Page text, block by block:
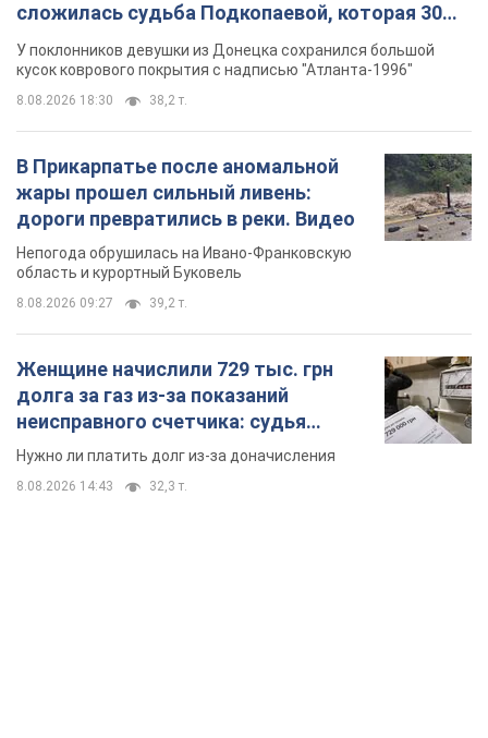
сложилась судьба Подкопаевой, которая 30
лет назад завоевала "золото" Олимпиады
У поклонников девушки из Донецка сохранился большой
кусок коврового покрытия с надписью "Атланта-1996"
8.08.2026 18:30 38,2 т.
В Прикарпатье после аномальной
жары прошел сильный ливень:
дороги превратились в реки. Видео
Непогода обрушилась на Ивано-Франковскую
область и курортный Буковель
8.08.2026 09:27 39,2 т.
Женщине начислили 729 тыс. грн
долга за газ из-за показаний
неисправного счетчика: судья
вынес неожиданное решение
Нужно ли платить долг из-за доначисления
8.08.2026 14:43 32,3 т.